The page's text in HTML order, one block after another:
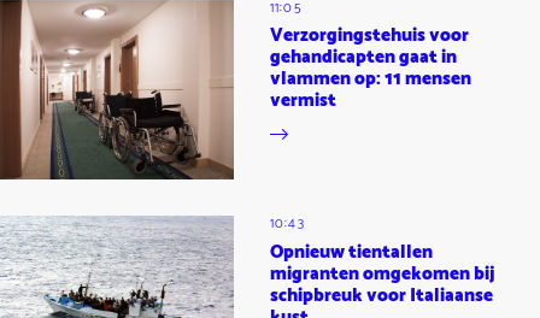
11:05
Verzorgingstehuis voor
gehandicapten gaat in
vlammen op: 11 mensen
vermist
10:43
Opnieuw tientallen
migranten omgekomen bij
schipbreuk voor Italiaanse